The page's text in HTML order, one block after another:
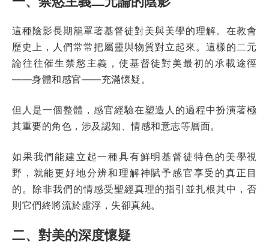
這種陰影長期籠罩著基督徒對美與美學的理解。在教會
歷史上，人們常常把屬靈與物質對立起來。這樣的二元
論往往催生禁慾主義，使基督徒對美最初的承載途徑
——身體和感官——充滿懷疑。
但人是一個整體，感官經驗在塑造人的過程中扮演著極
其重要的角色，涉及認知、情感和意志等層面。
如果我們能建立起一種具有鮮明基督徒特色的美學視
野，就能更好地分辨和理解神賦予感官享受的真正目
的。除非我們的情感受聖經真理的指引並扎根其中，否
則它們終將流於虛浮，失卻真純。
二、對美的深度懷疑